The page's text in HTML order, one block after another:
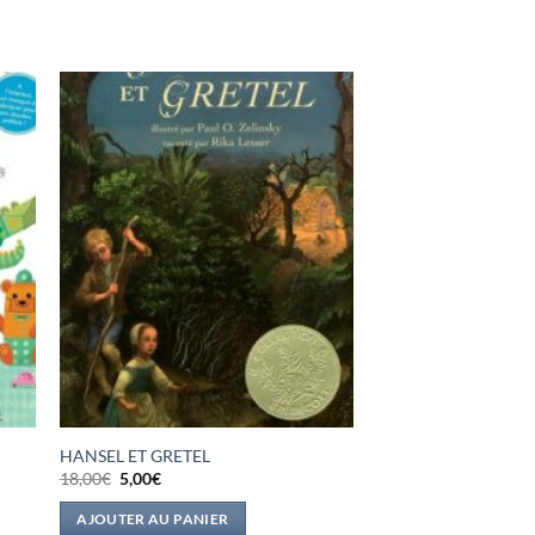
HANSEL ET GRETEL
18,00€ Le
prix
initial
était :
5,00€Le
actuel
est :
AJOUTER AU PANIER